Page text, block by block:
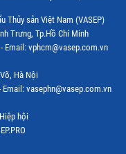
Thủy sản Việt Nam (VASEP)
Trưng, Tp.Hồ Chí Minh
Email: vphcm@vasep.com.vn
Hà Nội
Email: vasephn@vasep.com.vn
hội